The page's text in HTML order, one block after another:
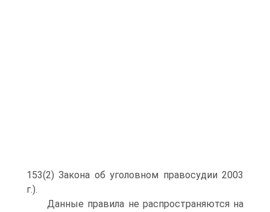
153(2) Закона об уголовном правосудии 2003
г.).
Данные правила не распространяются на